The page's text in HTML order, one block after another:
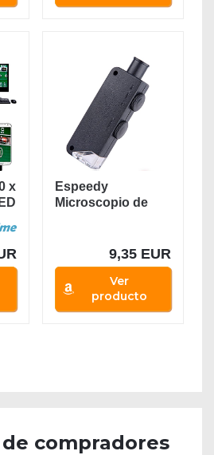
x
Espeedy
Microscopio de
9,35 EUR
Ver
producto
compradores